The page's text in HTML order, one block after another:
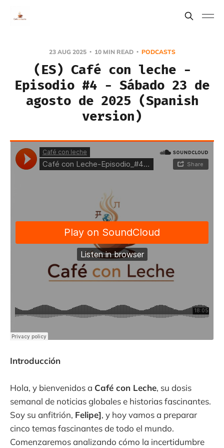
23 AUG 2025 10 MIN READ PODCASTS
(ES) Café con leche -
Episodio #4 - Sábado 23 de
agosto de 2025 (Spanish
version)
Introducción
Hola, y bienvenidos a Café con Leche, su dosis
semanal de noticias globales e historias fascinantes.
Soy su anfitrión, Felipe], y hoy vamos a preparar
cinco temas fascinantes de todo el mundo.
Comenzaremos analizando cómo la incertidumbre